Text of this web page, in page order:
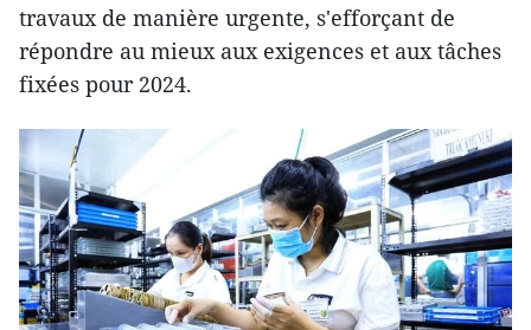
travaux de manière urgente, s'efforçant de
répondre au mieux aux exigences et aux tâches
fixées pour 2024.